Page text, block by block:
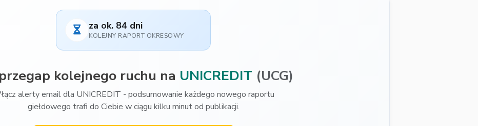
za ok. 84 dni
KOLEJNY RAPORT OKRESOWY
kolejnego ruchu na UNICREDIT (UCG)
alerty email dla UNICREDIT - podsumowanie każdego nowego raportu
giełdowego trafi do Ciebie w ciągu kilku minut od publikacji.